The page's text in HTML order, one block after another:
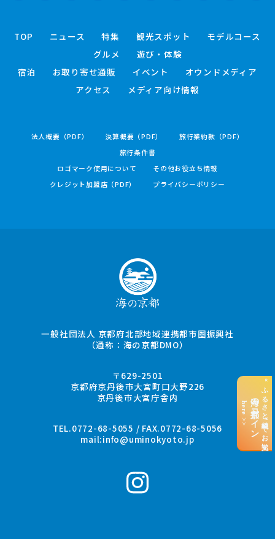
“ふるさと納税”でお支払い
海の京都コイン
here >>
TOP ニュース 特集 観光スポット
モデルコース
グルメ
遊び・体験
宿泊
お取り寄せ通販 イベント
オウンドメディア
アクセス
メディア向け情報
法人概要（PDF） 決算概要（PDF）
旅行業約款（PDF）
旅行条件書
ロゴマーク使用について
その他お役立ち情報
クレジット加盟店（PDF）
プライバシーポリシー
一般社団法人 京都府北部地域連携都市圏振興社
（通称：海の京都DMO）
〒629-2501
京都府京丹後市大宮町口大野226
京丹後市大宮庁舎内
TEL.0772-68-5055 / FAX.0772-68-5056
mail:info@uminokyoto.jp